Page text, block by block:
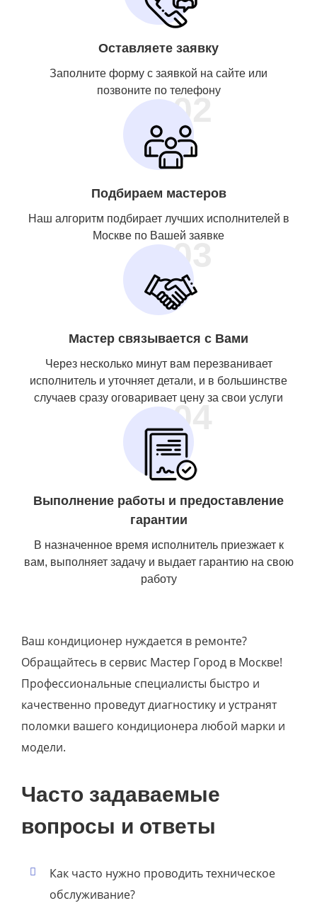
Оставляете заявку
Заполните форму с заявкой на сайте или
позвоните по телефону
02
Подбираем мастеров
Наш алгоритм подбирает лучших исполнителей в
Москве по Вашей заявке
03
Мастер связывается с Вами
Через несколько минут вам перезванивает
исполнитель и уточняет детали, и в большинстве
случаев сразу оговаривает цену за свои услуги
04
Выполнение работы и предоставление
гарантии
В назначенное время исполнитель приезжает к
вам, выполняет задачу и выдает гарантию на свою
работу
Ваш кондиционер нуждается в ремонте?
Обращайтесь в сервис Мастер Город в Москве!
Профессиональные специалисты быстро и
качественно проведут диагностику и устранят
поломки вашего кондиционера любой марки и
модели.
Часто задаваемые
вопросы и ответы
Как часто нужно проводить техническое
обслуживание?